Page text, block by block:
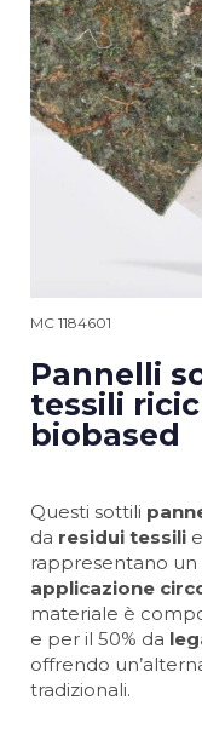
MC 1184601
Pannelli
tessili
biobased
Questi sottili
da residui tessili e
rappresentano
applicazione
materiale è
e per il 50% da
offrendo
tradizionali.